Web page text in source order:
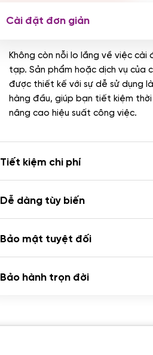
Cài đặt đơn giản
Không còn nỗi lo lắng về việc cài
tạp. Sản phẩm hoặc dịch vụ của
được thiết kế với sự dễ sử dụng
hàng đầu, giúp bạn tiết kiệm
nâng cao hiệu suất công việc.
Tiết kiệm chi phí
Dễ dàng tùy biến
Bảo mật tuyệt đối
Bảo hành trọn đời